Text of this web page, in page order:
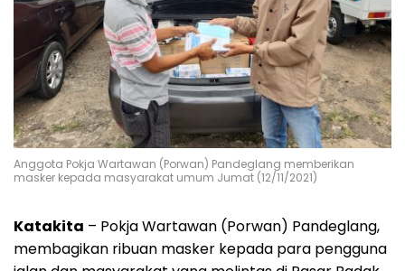
Anggota Pokja Wartawan (Porwan) Pandeglang memberikan
masker kepada masyarakat umum Jumat (12/11/2021)
Katakita – Pokja Wartawan (Porwan) Pandeglang,
membagikan ribuan masker kepada para pengguna